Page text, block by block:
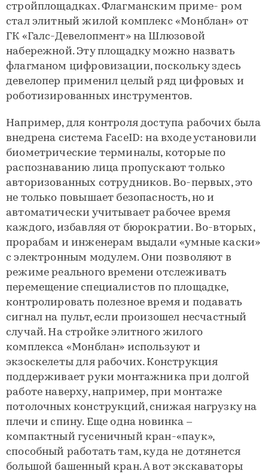
стройплощадках. Флагманским приме- ром
стал элитный жилой комплекс «Монблан» от
ГК «Галс-Девелопмент» на Шлюзовой
набережной. Эту площадку можно назвать
флагманом цифровизации, поскольку здесь
девелопер применил целый ряд цифровых и
роботизированных инструментов.
Например, для контроля доступа рабочих была
внедрена система FaceID: на входе установили
биометрические терминалы, которые по
распознаванию лица пропускают только
авторизованных сотрудников. Во-первых, это
не только повышает безопасность, но и
автоматически учитывает рабочее время
каждого, избавляя от бюрократии. Во-вторых,
прорабам и инженерам выдали «умные каски»
с электронным модулем. Они позволяют в
режиме реального времени отслеживать
перемещение специалистов по площадке,
контролировать полезное время и подавать
сигнал на пульт, если произошел несчастный
случай. На стройке элитного жилого
комплекса «Монблан» используют и
экзоскелеты для рабочих. Конструкция
поддерживает руки монтажника при долгой
работе наверху, например, при монтаже
потолочных конструкций, снижая нагрузку на
плечи и спину. Еще одна новинка –
компактный гусеничный кран-«паук»,
способный работать там, куда не дотянется
большой башенный кран. А вот экскаваторы